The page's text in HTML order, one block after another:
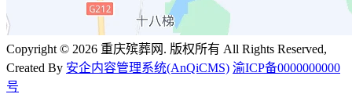
Copyright © 2026 重庆殡葬网. 版权所有 All Rights Reserved,
Created By 安企内容管理系统(AnQiCMS) 渝ICP备0000000000
号